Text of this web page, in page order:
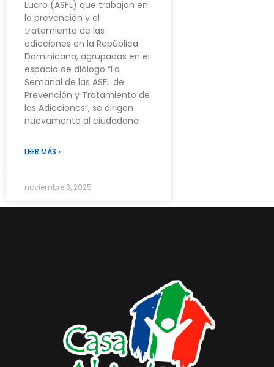
Lucro (ASFL) que trabajan en
la prevención y el
tratamiento de las
adicciones en la República
Dominicana, agrupadas en el
espacio de diálogo “La
Semanal de las ASFL de
Prevención y Tratamiento de
las Adicciones”, se dirigen
nuevamente al ciudadano
LEER MÁS »
noviembre 3, 2025